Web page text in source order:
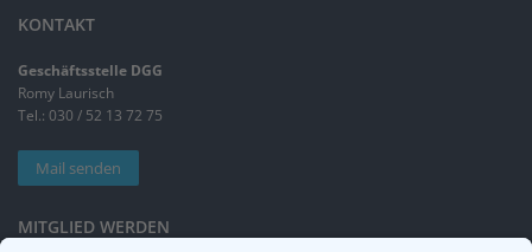
KONTAKT
Geschäftsstelle DGG
Romy Laurisch
Tel.: 030 / 52 13 72 75
Mail senden
MITGLIED WERDEN